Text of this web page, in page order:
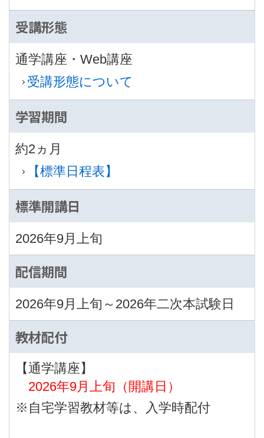
受講形態
通学講座・Web講座
受講形態について
学習期間
約2ヵ月
【標準日程表】
標準開講日
2026年9月上旬
配信期間
2026年9月上旬～2026年二次本試験日
教材配付
【通学講座】
2026年9月上旬（開講日）
※自宅学習教材等は、入学時配付